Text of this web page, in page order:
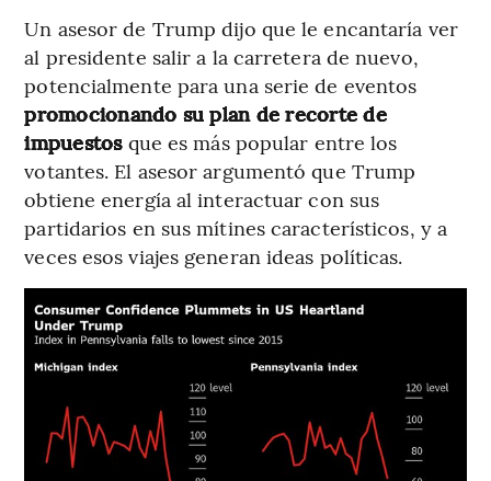
Un asesor de Trump dijo que le encantaría ver
al presidente salir a la carretera de nuevo,
potencialmente para una serie de eventos
promocionando su plan de recorte de
impuestosque es más popular entre los
votantes. El asesor argumentó que Trump
obtiene energía al interactuar con sus
partidarios en sus mítines característicos, y a
veces esos viajes generan ideas políticas.